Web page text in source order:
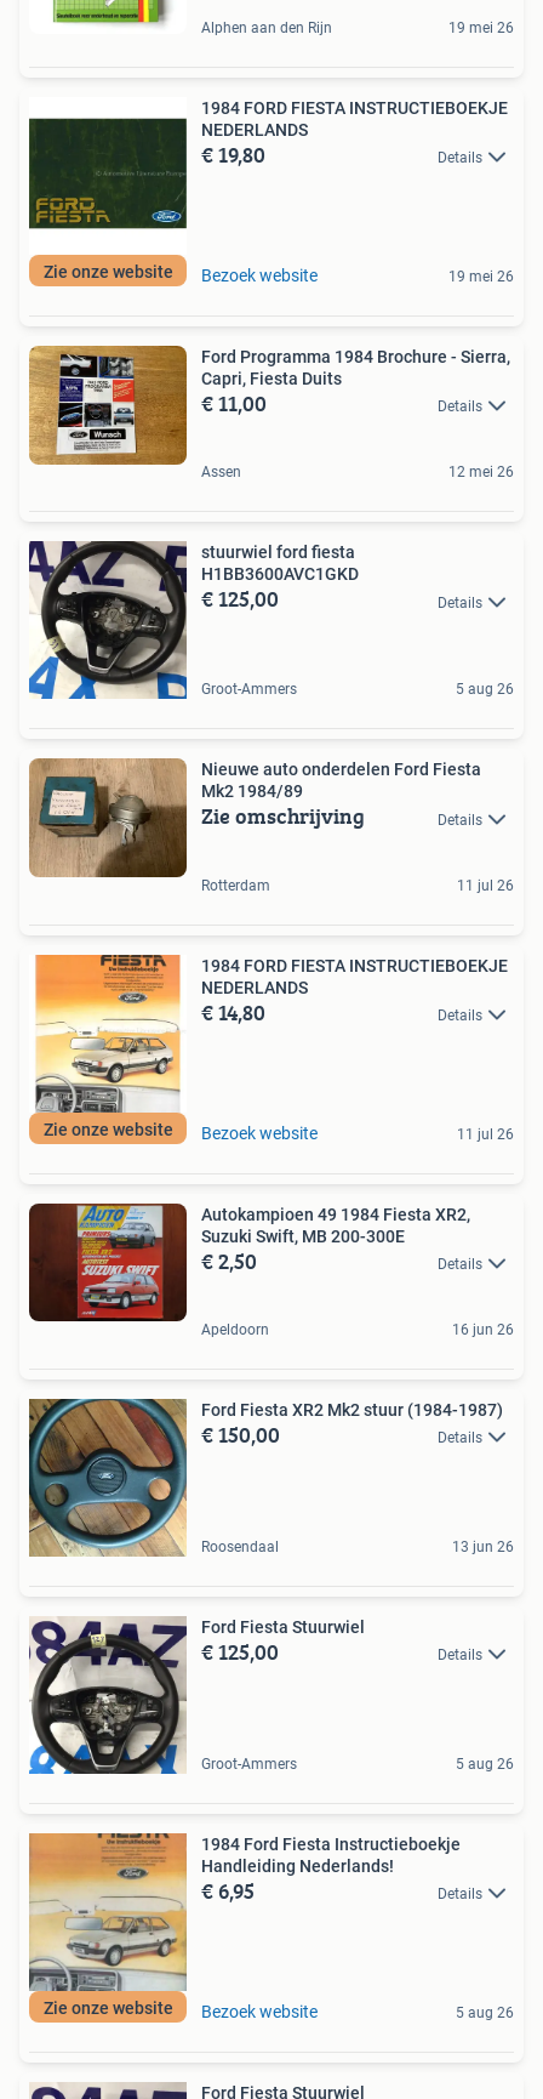
Alphen aan den Rijn 19 mei 26
Zie onze website
1984 FORD FIESTA INSTRUCTIEBOEKJE
NEDERLANDS
€ 19,80 Details
Bezoek website 19 mei 26
Ford Programma 1984 Brochure - Sierra,
Capri, Fiesta Duits
€ 11,00 Details
Assen 12 mei 26
stuurwiel ford fiesta
H1BB3600AVC1GKD
€ 125,00 Details
Groot-Ammers 5 aug 26
Nieuwe auto onderdelen Ford Fiesta
Mk2 1984/89
Zie omschrijving Details
Rotterdam 11 jul 26
Zie onze website
1984 FORD FIESTA INSTRUCTIEBOEKJE
NEDERLANDS
€ 14,80 Details
Bezoek website 11 jul 26
Autokampioen 49 1984 Fiesta XR2,
Suzuki Swift, MB 200-300E
€ 2,50 Details
Apeldoorn 16 jun 26
Ford Fiesta XR2 Mk2 stuur (1984-1987)
€ 150,00 Details
Roosendaal 13 jun 26
Ford Fiesta Stuurwiel
€ 125,00 Details
Groot-Ammers 5 aug 26
Zie onze website
1984 Ford Fiesta Instructieboekje
Handleiding Nederlands!
€ 6,95 Details
Bezoek website 5 aug 26
Ford Fiesta Stuurwiel